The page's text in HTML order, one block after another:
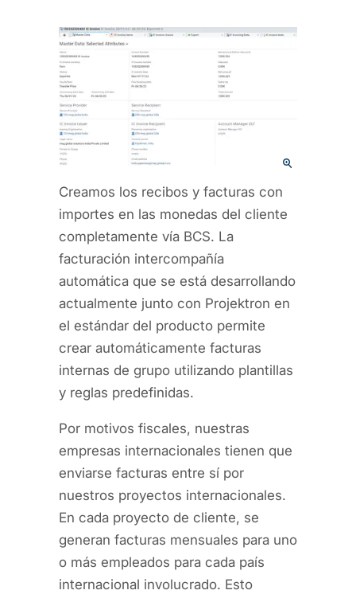
Creamos los recibos y facturas con
importes en las monedas del cliente
completamente vía BCS. La
facturación intercompañía
automática que se está desarrollando
actualmente junto con Projektron en
el estándar del producto permite
crear automáticamente facturas
internas de grupo utilizando plantillas
y reglas predefinidas.
Por motivos fiscales, nuestras
empresas internacionales tienen que
enviarse facturas entre sí por
nuestros proyectos internacionales.
En cada proyecto de cliente, se
generan facturas mensuales para uno
o más empleados para cada país
internacional involucrado. Esto